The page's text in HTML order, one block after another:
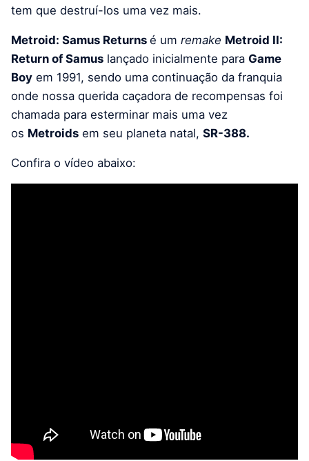
tem que destruí-los uma vez mais.
Metroid: Samus Returns é um remake Metroid II:
Return of Samus lançado inicialmente para Game
Boy em 1991, sendo uma continuação da franquia
onde nossa querida caçadora de recompensas foi
chamada para esterminar mais uma vez
os Metroids em seu planeta natal, SR-388.
Confira o vídeo abaixo: